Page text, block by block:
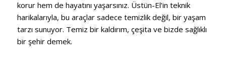
korur hem de hayatını yaşarsınız. Üstün-El’in teknik
harikalarıyla, bu araçlar sadece temizlik değil, bir yaşam
tarzı sunuyor. Temiz bir kaldırım, çeşita ve bizde sağlıklı
bir şehir demek.